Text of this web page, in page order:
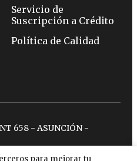
para mejorar tu
Servicio de
Suscripción a Crédito
Política de Calidad
658 - ASUNCIÓN -